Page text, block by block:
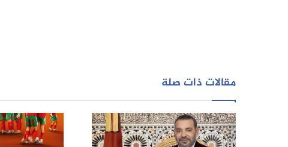
مقالات ذات صلة